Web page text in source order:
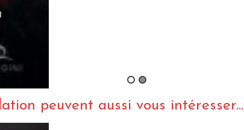
peuvent aussi vous intéresser...